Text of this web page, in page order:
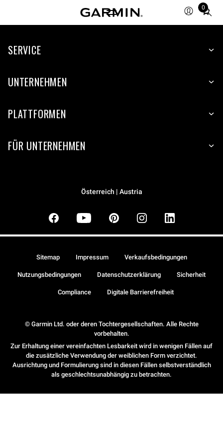
0
Total
items
cart:
SERVICE
UNTERNEHMEN
PLATTFORMEN
FÜR UNTERNEHMEN
Österreich | Austria
© Garmin Ltd. oder deren Tochtergesellschaften. Alle Rechte
vorbehalten.
Zur Erhaltung einer vereinfachten Lesbarkeit wird in wenigen Fällen auf
die zusätzliche Verwendung der weiblichen Form verzichtet.
Ausrichtung und Formulierung sind in diesen Fällen selbstverständlich
als geschlechtsunabhängig zu betrachten.
Sitemap Impressum Verkaufsbedingungen
Nutzungsbedingungen Datenschutzerklärung Sicherheit
Compliance Digitale Barrierefreiheit